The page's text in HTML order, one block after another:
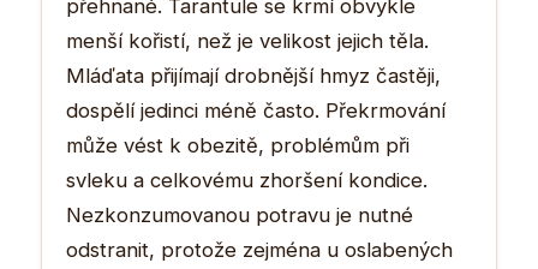
přehnané. Tarantule se krmí obvykle
menší kořistí, než je velikost jejich těla.
Mláďata přijímají drobnější hmyz častěji,
dospělí jedinci méně často. Překrmování
může vést k obezitě, problémům při
svleku a celkovému zhoršení kondice.
Nezkonzumovanou potravu je nutné
odstranit, protože zejména u oslabených